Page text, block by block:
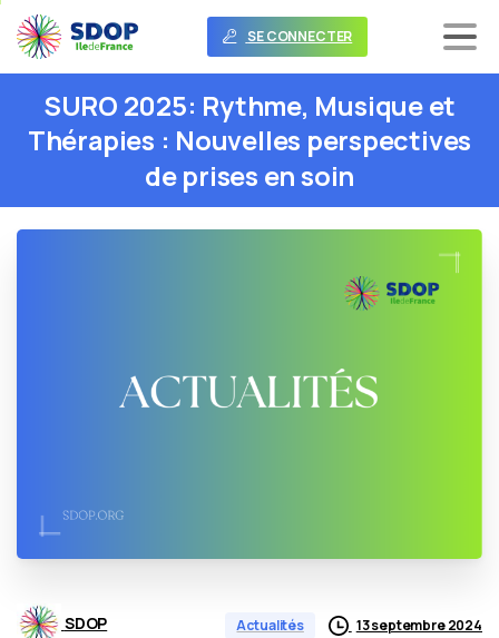
SE CONNECTER
SURO 2025: Rythme, Musiqueet
Thérapies : Nouvelles perspectives
de prises ensoin
SDOP Actualités 13 septembre 2024